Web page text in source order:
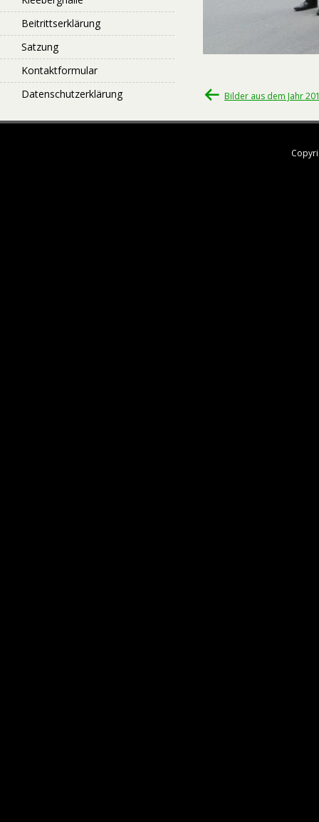
Bilder aus dem Jahr
Beitrittserklärung
Satzung
Kontaktformular
Datenschutzerklärung